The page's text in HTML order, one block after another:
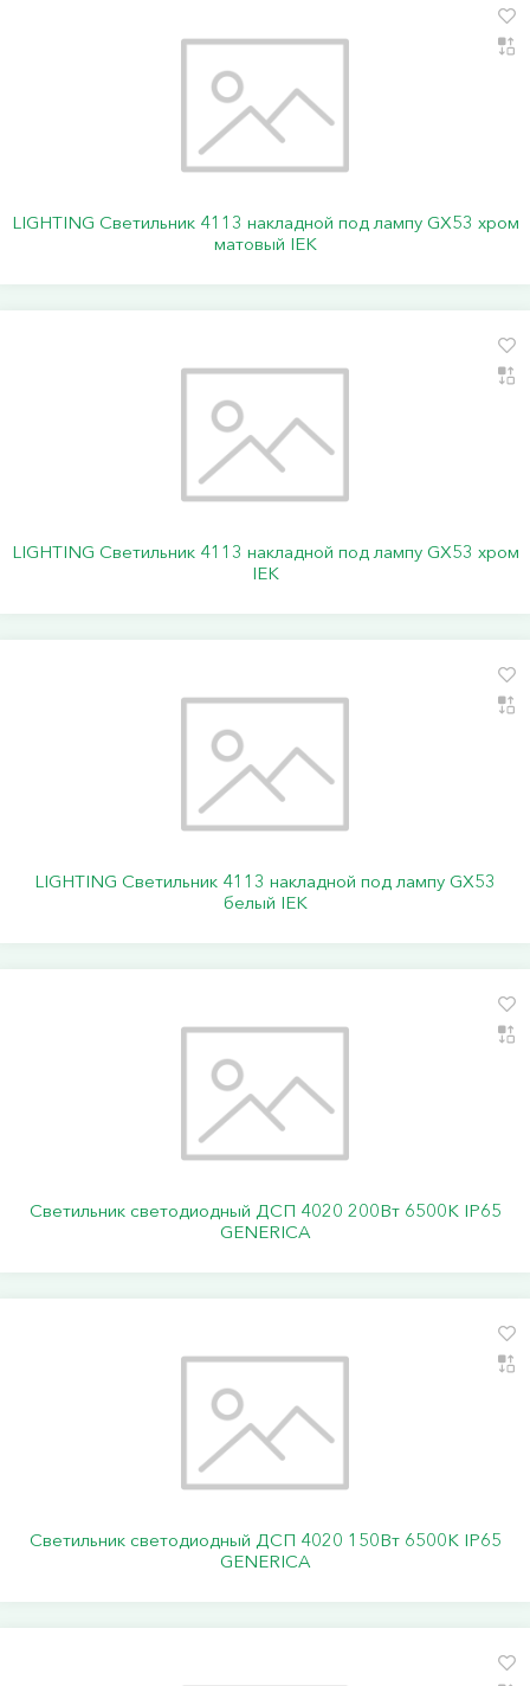
LIGHTING Светильник 4113 накладной под лампу GX53 хром
матовый IEK
LIGHTING Светильник 4113 накладной под лампу GX53 хром
IEK
LIGHTING Светильник 4113 накладной под лампу GX53
белый IEK
Светильник светодиодный ДСП 4020 200Вт 6500К IP65
GENERICA
Светильник светодиодный ДСП 4020 150Вт 6500К IP65
GENERICA